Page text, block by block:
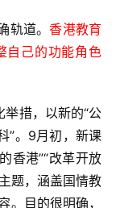
轨道。 香港教育
自己的功能角色
措，以新的“公
”。9月初，新课
香港”“改革开放
题，涵盖国情教
。目的很明确，